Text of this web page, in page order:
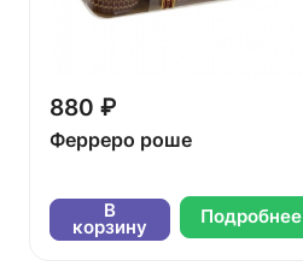
880 ₽
Ферреро роше
В
корзину Подробнее